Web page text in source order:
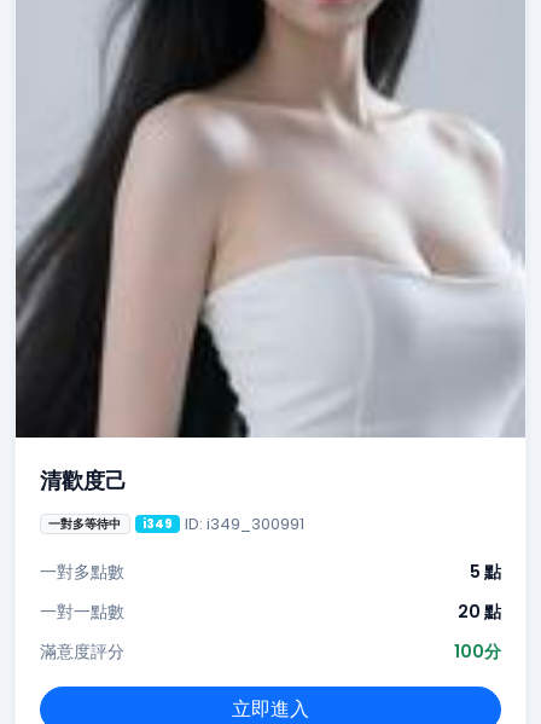
清歡度己
一對多等待中 i349 ID: i349_300991
一對多點數
5 點
一對一點數
20 點
滿意度評分
100分
立即進入